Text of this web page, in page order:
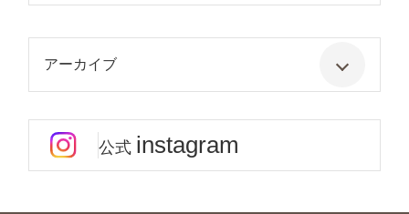
アーカイブ
公式 instagram